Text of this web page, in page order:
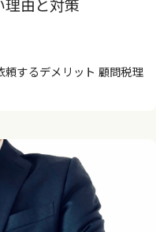
理由と対策
するデメリット 顧問税理